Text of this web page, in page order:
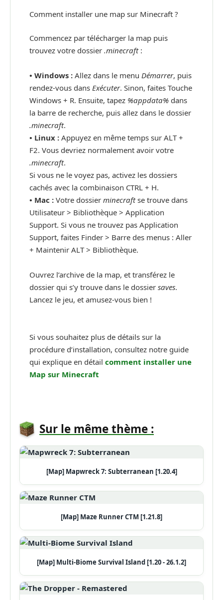
Comment installer une map sur Minecraft ?
Commencez par télécharger la map puis
trouvez votre dossier .minecraft:
• Windows : Allez dans le menu Démarrer, puis
rendez-vous dans Exécuter. Sinon, faites Touche
Windows + R. Ensuite, tapez %appdata% dans
la barre de recherche, puis allez dans le dossier
.minecraft.
• Linux : Appuyez en même temps sur ALT +
F2. Vous devriez normalement avoir votre
.minecraft.
Si vous ne le voyez pas, activez les dossiers
cachés avec la combinaison CTRL + H.
• Mac : Votre dossier minecraftse trouve dans
Utilisateur > Bibliothèque > Application
Support. Si vous ne trouvez pas Application
Support, faites Finder > Barre des menus : Aller
+ Maintenir ALT > Bibliothèque.
Ouvrez l’archive de la map, et transférez le
dossier qui s’y trouve dans le dossier saves.
Lancez le jeu, et amusez-vous bien !
Si vous souhaitez plus de détails sur la
procédure d’installation, consultez notre guide
qui explique en détail comment installer une
Map sur Minecraft
Sur le même thème :
[Map] Mapwreck 7: Subterranean [1.20.4]
[Map] Maze Runner CTM [1.21.8]
[Map] Multi-Biome Survival Island [1.20 - 26.1.2]